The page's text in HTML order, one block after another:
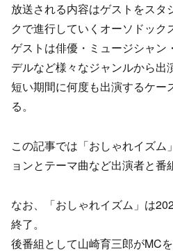
放送される内容はゲストをスタ
クで進行していくオーソドック
ゲストは俳優・ミュージシャン
デルなど様々なジャンルから出
短い期間に何度も出演するケー
る。
この記事では「おしゃれイズム
ョンとテーマ曲など出演者と番
なお、「おしゃれイズム」は
終了。
後番組として山崎育三郎がMC